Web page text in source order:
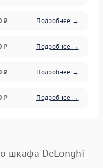
₽ Подробнее →
₽ Подробнее →
₽ Подробнее →
₽ Подробнее →
шкафа DeLonghi